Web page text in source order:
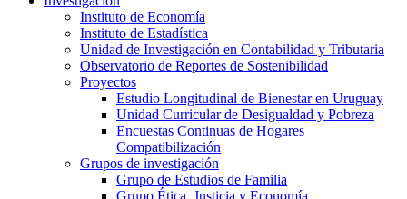
Instituto de Economía
Instituto de Estadística
Unidad de Investigación en Contabilidad y Tributaria
Observatorio de Reportes de Sostenibilidad
Proyectos
Estudio Longitudinal de Bienestar en Uruguay
Unidad Curricular de Desigualdad y Pobreza
Encuestas Continuas de Hogares
Compatibilización
Grupos de investigación
Grupo de Estudios de Familia
Grupo Ética, Justicia y Economía